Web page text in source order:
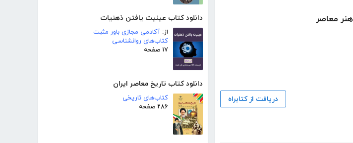
دانلود کتاب عینیت یافتن ذهنیات
از: آکادمی مجازی باور مثبت
کتاب‌های روانشناسی
۱۷ صفحه
دانلود کتاب تاریخ معاصر ایران
کتاب‌های تاریخی
۲۸۶ صفحه
دریافت از کتابراه